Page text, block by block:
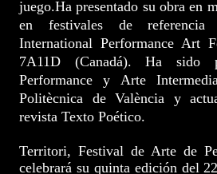
juego.Ha presentado su obra en
en festivales de
International Performance Art
7A11D (Canadá). Ha sido
Performance y Arte
Politècnica de València y
revista Texto Poético.
Territori, Festival de Arte de
celebrará su quinta edición del